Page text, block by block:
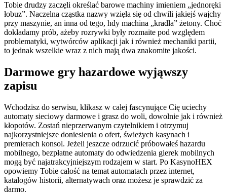
Tobie drudzy zaczęli określać barowe machiny imieniem „jednoręki
łobuz”. Naczelna cząstka nazwy wzięła się od chwili jakiejś wajchy
przy maszynie, an inna od tego, hdy machina „kradła” żetony. Choć
dokładamy prób, ażeby rozrywki były rozmaite pod względem
problematyki, wytwórców aplikacji jak i również mechaniki partii,
to jednak wszelkie wraz z nich mają dwa znakomite jakości.
Darmowe gry hazardowe wyjąwszy
zapisu
Wchodzisz do serwisu, klikasz w całej fascynujące Cię uciechy
automaty sieciowy darmowe i grasz do woli, dowolnie jak i również
kłopotów. Zostań nieprzerwanym czytelnikiem i otrzymuj
najkorzystniejsze doniesienia o ofert, świeżych kasynach i
premierach konsol. Jeżeli jeszcze odrzucić próbowałeś hazardu
mobilnego, bezpłatne automaty do odwiedzenia gierek mobilnych
mogą być najatrakcyjniejszym rodzajem w start. Po KasynoHEX
opowiemy Tobie całość na temat automatach przez internet,
katalogów historii, alternatywach oraz możesz je sprawdzić za
darmo.